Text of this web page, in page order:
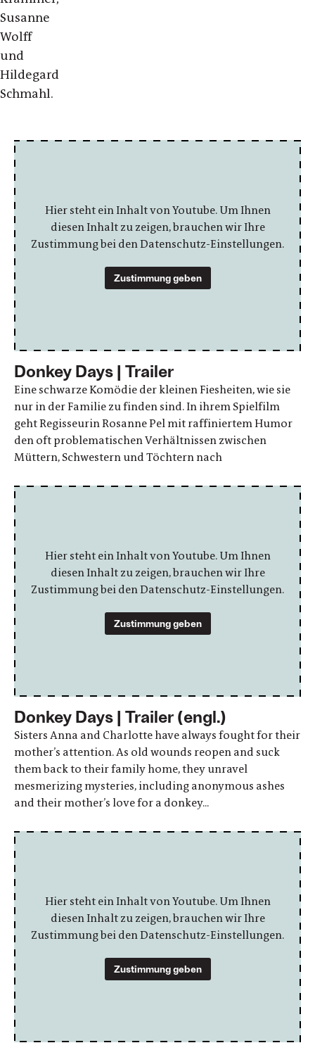
Susanne
Wolff
und
Hildegard
Schmahl.
Hier steht ein Inhalt von Youtube. Um Ihnen
diesen Inhalt zu zeigen, brauchen wir Ihre
Zustimmung bei den Datenschutz-Einstellungen.
Zustimmung geben
Donkey Days | Trailer
Eine schwarze Komödie der kleinen Fiesheiten, wie sie
nur in der Familie zu finden sind. In ihrem Spielfilm
geht Regisseurin Rosanne Pel mit raffiniertem Humor
den oft problematischen Verhältnissen zwischen
Müttern, Schwestern und Töchtern nach
Hier steht ein Inhalt von Youtube. Um Ihnen
diesen Inhalt zu zeigen, brauchen wir Ihre
Zustimmung bei den Datenschutz-Einstellungen.
Zustimmung geben
Donkey Days | Trailer (engl.)
Sisters Anna and Charlotte have always fought for their
mother’s attention. As old wounds reopen and suck
them back to their family home, they unravel
mesmerizing mysteries, including anonymous ashes
and their mother’s love for a donkey...
Hier steht ein Inhalt von Youtube. Um Ihnen
diesen Inhalt zu zeigen, brauchen wir Ihre
Zustimmung bei den Datenschutz-Einstellungen.
Zustimmung geben